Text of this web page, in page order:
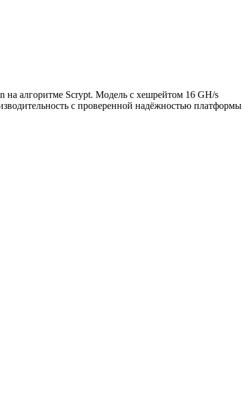
алгоритме Scrypt. Модель с хешрейтом 16 GH/s
с проверенной надёжностью платформы